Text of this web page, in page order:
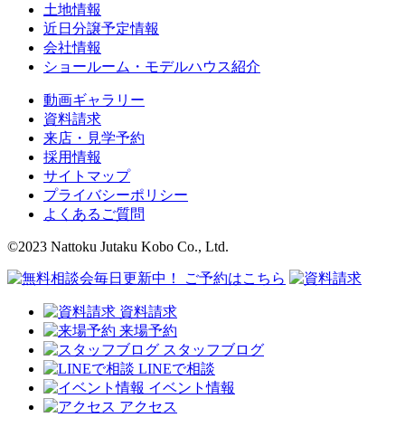
土地情報
近日分譲予定情報
会社情報
ショールーム・モデルハウス紹介
動画ギャラリー
資料請求
来店・見学予約
採用情報
サイトマップ
プライバシーポリシー
よくあるご質問
©2023 Nattoku Jutaku Kobo Co., Ltd.
資料請求
来場予約
スタッフブログ
LINEで相談
イベント情報
アクセス